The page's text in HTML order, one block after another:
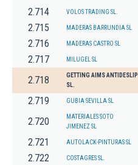
2.714 VOLOS TRADING SL.
2.715 MADERAS BARRUNDIA SL
2.716 MADERAS CASTRO SL
2.717 MILUGEL SL
2.718
GETTING AIMS ANTIDESLIP
SL.
2.719 GUBIA SEVILLA SL
2.720
MATERIALES SOTO
JIMENEZ SL
2.721 AUTOLACK-PINTURAS SL
2.722 COSTAGRES SL.